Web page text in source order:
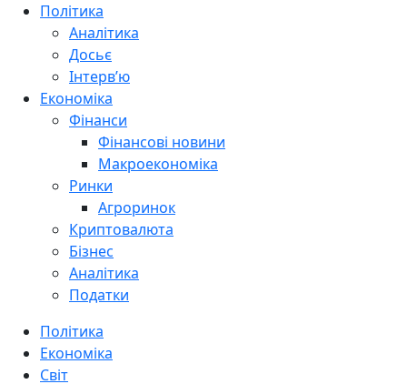
Політика
Аналітика
Досьє
Інтерв’ю
Економіка
Фінанси
Фінансові новини
Макроекономіка
Ринки
Агроринок
Криптовалюта
Бізнес
Аналітика
Податки
Політика
Економіка
Світ